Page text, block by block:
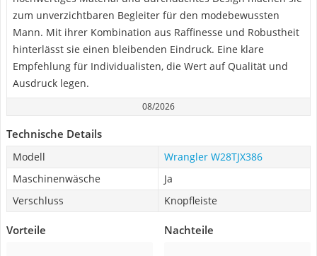
zum unverzichtbaren Begleiter für den modebewussten
Mann. Mit ihrer Kombination aus Raffinesse und Robustheit
hinterlässt sie einen bleibenden Eindruck. Eine klare
Empfehlung für Individualisten, die Wert auf Qualität und
Ausdruck legen.
08/2026
Technische Details
Modell
Wrangler W28TJX386
Maschinenwäsche
Ja
Verschluss
Knopfleiste
Vorteile Nachteile